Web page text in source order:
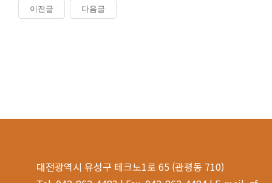
이전글 다음글
대전광역시 유성구 테크노1로 65 (관평동 710)